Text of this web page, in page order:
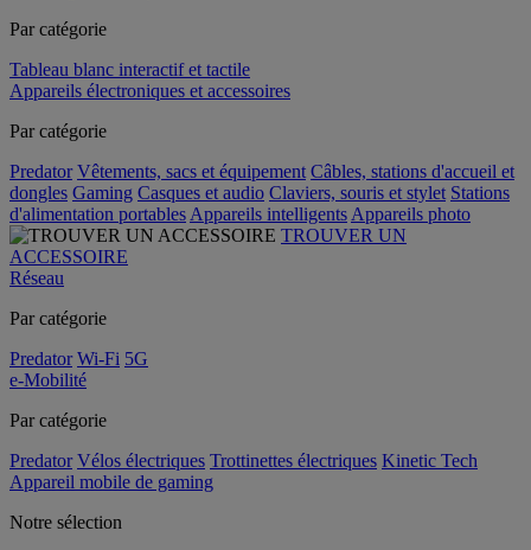
Par catégorie
Tableau blanc interactif et tactile
Appareils électroniques et accessoires
Par catégorie
Predator Vêtements, sacs et équipement Câbles, stations d'accueil et
dongles Gaming Casques et audio Claviers, souris et stylet Stations
d'alimentation portables Appareils intelligents Appareils photo
TROUVER UN
ACCESSOIRE
Réseau
Par catégorie
Predator Wi-Fi 5G
e-Mobilité
Par catégorie
Predator Vélos électriques Trottinettes électriques Kinetic Tech
Appareil mobile de gaming
Notre sélection